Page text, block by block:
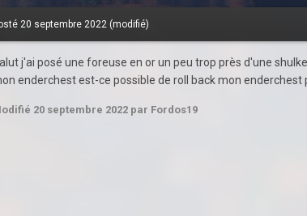
20 septembre 2022 (modifié)
j'ai posé une foreuse en or un peu trop près d'une
enderchest est-ce possible de roll back mon enderchest
20 septembre 2022 par Fordos19